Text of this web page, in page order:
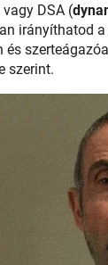
vagy DSA (
irányíthatod
szerint.